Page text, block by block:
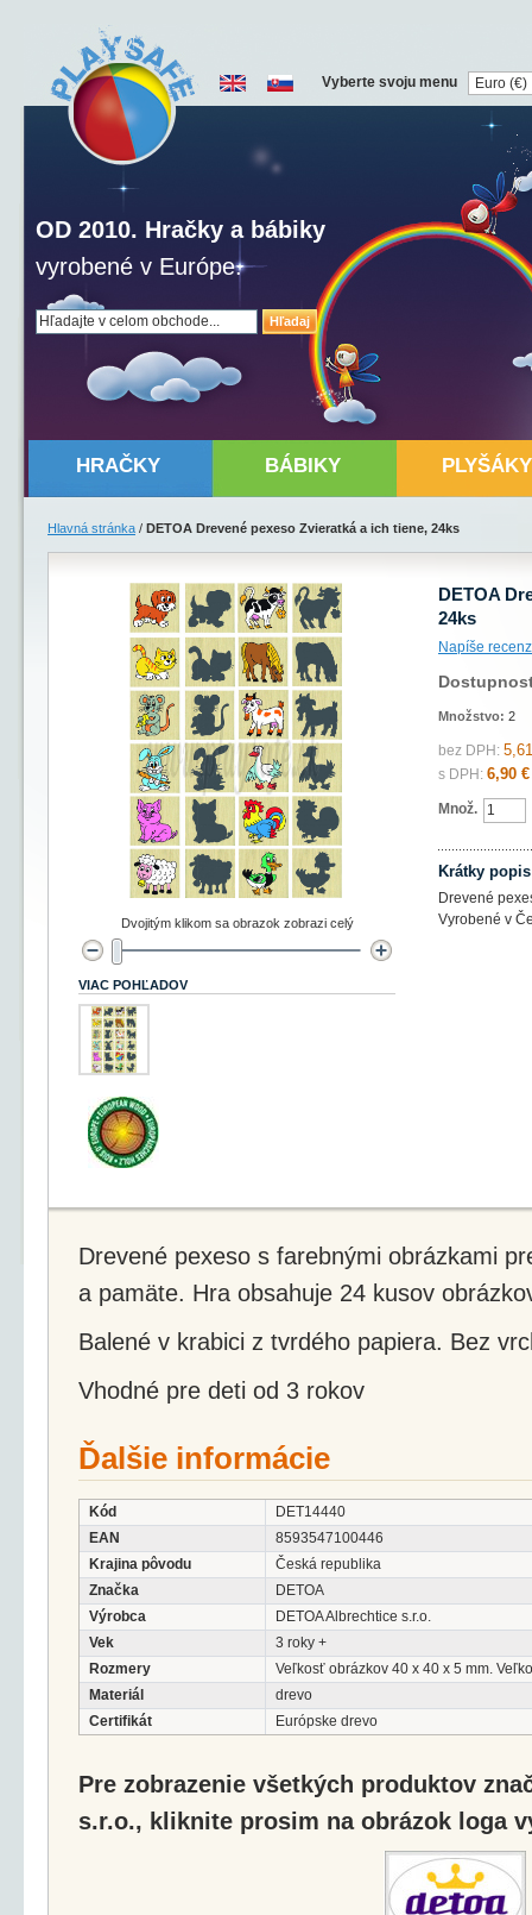
Hľadaj
OD 2010. Hračky a bábiky
vyrobené v Európe.
Vyberte svoju menu
HRAČKY BÁBIKY PLYŠÁKY
Hlavná stránka / DETOA Drevené pexeso Zvieratká a ich tiene, 24ks
DETOA
24ks
Napíše
Množstvo: 2
bez DPH:
s DPH: 6,90 €
Množ.
Krátky popis
Drevené
Vyrobené v
Dvojitým klikom sa obrazok zobrazi celý
VIAC POHĽADOV
Drevené pexeso s farebnými obrázkami
a pamäte. Hra obsahuje 24 kusov
Balené v krabici z tvrdého papiera. Bez
Vhodné pre deti od 3 rokov
Ďalšie informácie
Kód
DET14440
EAN
8593547100446
Krajina pôvodu
Česká republika
Značka
DETOA
Výrobca
DETOA Albrechtice s.r.o.
Vek
3 roky +
Rozmery
Veľkosť obrázkov 40 x 40 x 5 mm.
Materiál
drevo
Certifikát
Európske drevo
Pre zobrazenie všetkých produktov
s.r.o., kliknite prosim na obrázok loga